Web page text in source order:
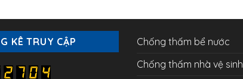
KÊ TRUY CẬP
Chống thấm bể nước
Chống thấm nhà vệ sinh